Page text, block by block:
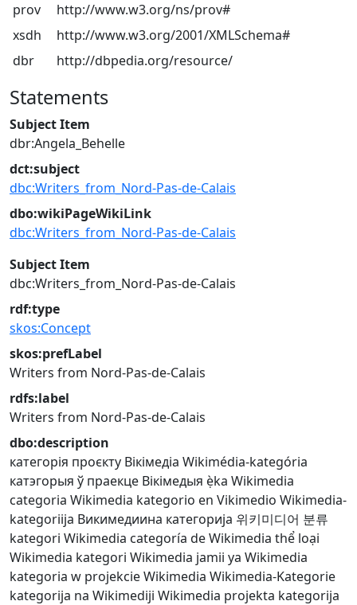
prov
http://www.w3.org/ns/prov#
xsdh
http://www.w3.org/2001/XMLSchema#
dbr
http://dbpedia.org/resource/
Statements
Subject Item
dbr:Angela_Behelle
dct:subject
dbc:Writers_from_Nord-Pas-de-Calais
dbo:wikiPageWikiLink
dbc:Writers_from_Nord-Pas-de-Calais
Subject Item
dbc:Writers_from_Nord-Pas-de-Calais
rdf:type
skos:Concept
skos:prefLabel
Writers from Nord-Pas-de-Calais
rdfs:label
Writers from Nord-Pas-de-Calais
dbo:description
категорія проєкту Вікімедіа Wikimédia-kategória
катэгорыя ў праекце Вікімедыя ẹ̀ka Wikimedia
categoria Wikimedia kategorio en Vikimedio Wikimedia-
kategoriija Викимедиина категорија 위키미디어 분류
kategori Wikimedia categoría de Wikimedia thể loại
Wikimedia kategori Wikimedia jamii ya Wikimedia
kategoria w projekcie Wikimedia Wikimedia-Kategorie
kategorija na Wikimediji Wikimedia projekta kategorija